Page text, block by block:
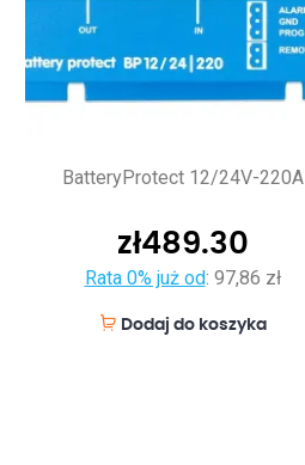
BatteryProtect 12/24V-220A
zł489.30
Rata 0% już od: 97,86 zł
Dodaj do koszyka